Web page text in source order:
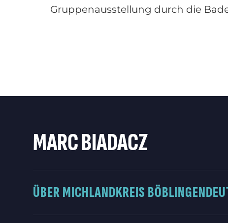
Gruppenausstellung durch die
MARC BIADACZ
ÜBER MICHLANDKREIS BÖBLINGEN